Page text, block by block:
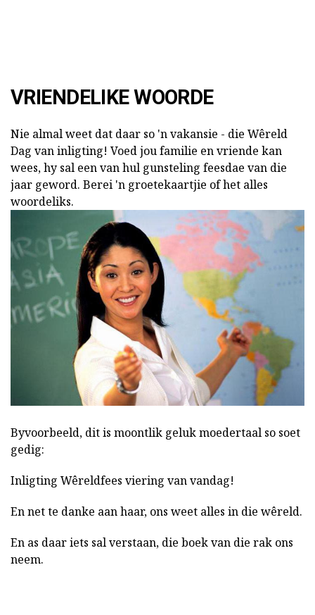
VRIENDELIKE WOORDE
Nie almal weet dat daar so 'n vakansie - die Wêreld
Dag van inligting! Voed jou familie en vriende kan
wees, hy sal een van hul gunsteling feesdae van die
jaar geword. Berei 'n groetekaartjie of het alles
woordeliks.
Byvoorbeeld, dit is moontlik geluk moedertaal so soet
gedig:
Inligting Wêreldfees viering van vandag!
En net te danke aan haar, ons weet alles in die wêreld.
En as daar iets sal verstaan, die boek van die rak ons
neem.